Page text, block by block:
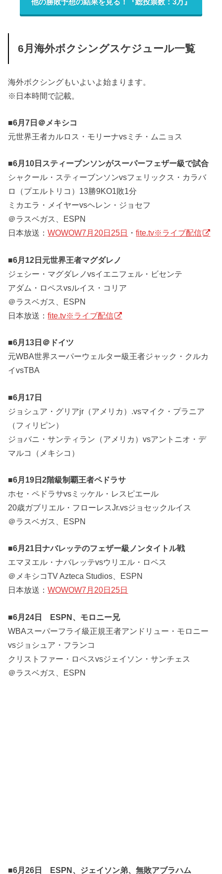
他の勝敗予想の結果を見る！『総投票数：3万』
6月海外ボクシングスケジュール一覧
海外ボクシングもいよいよ始まります。
※日本時間で記載。
■6月7日＠メキシコ
元世界王者カルロス・モリーナvsミチ・ムニョス
■6月10日スティーブンソンがスーパーフェザー級で試合
シャクール・スティーブンソンvsフェリックス・カラバ
ロ（プエルトリコ）13勝9KO1敗1分
ミカエラ・メイヤーvsヘレン・ジョセフ
＠ラスベガス、ESPN
日本放送：WOWOW7月20日25日 ・fite.tv※ライブ配信
■6月12日元世界王者マグダレノ
ジェシー・マグダレノvsイエニフェル・ビセンテ
アダム・ロペスvsルイス・コリア
＠ラスベガス、ESPN
日本放送：fite.tv※ライブ配信
■6月13日＠ドイツ
元WBA世界スーパーウェルター級王者ジャック・クルカ
イvsTBA
■6月17日
ジョシュア・グリアjr（アメリカ）.vsマイク・プラニア
（フィリピン）
ジョバニ・サンティラン（アメリカ）vsアントニオ・デ
マルコ（メキシコ）
■6月19日2階級制覇王者ペドラサ
ホセ・ペドラサvsミッケル・レスピエール
20歳ガブリエル・フローレスJr.vsジョセックルイス
＠ラスベガス、ESPN
■6月21日ナバレッテのフェザー級ノンタイトル戦
エマヌエル・ナバレッテvsウリエル・ロペス
＠メキシコTV Azteca Studios、ESPN
日本放送：WOWOW7月20日25日
■6月24日 ESPN、モロニー兄
WBAスーパーフライ級正規王者アンドリュー・モロニー
vsジョシュア・フランコ
クリストファー・ロペスvsジェイソン・サンチェス
＠ラスベガス、ESPN
■6月26日 ESPN、ジェイソン弟、無敗アブラハム